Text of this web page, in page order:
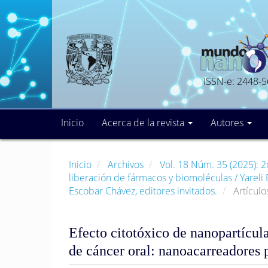
principal
Contenido
principal
Barra
lateral
ISSN-e: 2448-
Inicio Acerca de la revista Autores
Inicio Archivos
Vol. 18 Núm. 35 (2025):
liberación de fármacos y biomoléculas / Yareli
Escobar Chávez, editores invitados.
Efecto citotóxico de
de cáncer oral: